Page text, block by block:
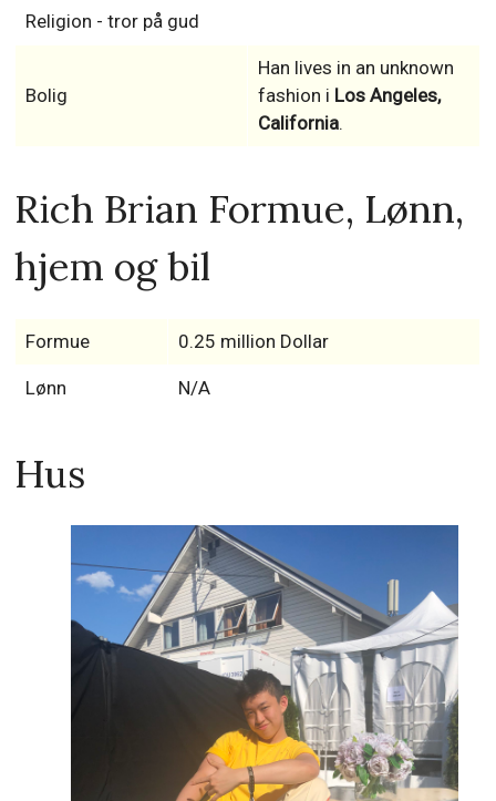
Religion - tror på gud
Bolig
Han lives in an unknown
fashion i Los Angeles,
California.
Rich Brian Formue, Lønn,
hjem og bil
Formue 0.25 million Dollar
Lønn N/A
Hus